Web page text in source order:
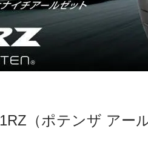
（ポテンザ アー